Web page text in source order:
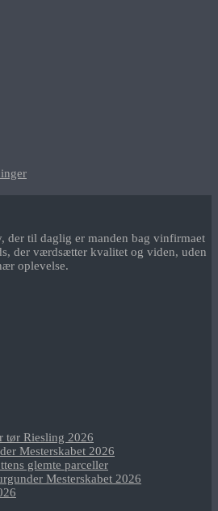
der til daglig er manden bag vinfirmaet
der værdsætter kvalitet og viden, uden
oplevelse.
tør Riesling 2026
Mesterskabet 2026
glemte parceller
Mesterskabet 2026